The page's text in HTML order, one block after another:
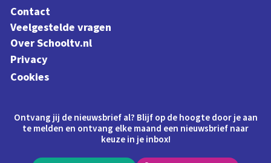
Contact
Veelgestelde vragen
Over Schooltv.nl
Privacy
Cookies
Ontvang jij de nieuwsbrief al? Blijf op de hoogte door je aan
te melden en ontvang elke maand een nieuwsbrief naar
keuze in je inbox!